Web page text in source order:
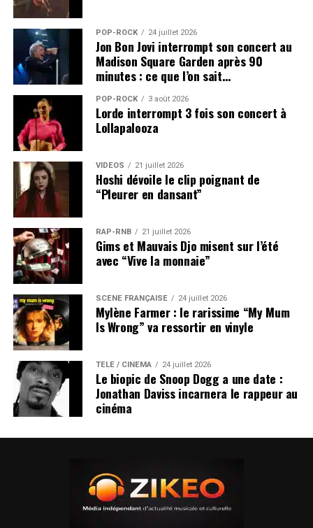
POP-ROCK 24 juillet 2026
Jon Bon Jovi interrompt son concert au
Madison Square Garden après 90
minutes : ce que l’on sait…
POP-ROCK 3 août 2026
Lorde interrompt 3 fois son concert à
Lollapalooza
VIDEOS 21 juillet 2026
Hoshi dévoile le clip poignant de
“Pleurer en dansant”
RAP-RNB 21 juillet 2026
Gims et Mauvais Djo misent sur l’été
avec “Vive la monnaie”
SCÈNE FRANÇAISE 24 juillet 2026
Mylène Farmer : le rarissime “My Mum
Is Wrong” va ressortir en vinyle
TÉLÉ / CINÉMA 24 juillet 2026
Le biopic de Snoop Dogg a une date :
Jonathan Daviss incarnera le rappeur au
cinéma